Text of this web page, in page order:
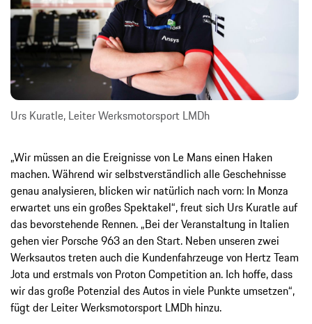
Urs Kuratle, Leiter Werksmotorsport LMDh
„Wir müssen an die Ereignisse von Le Mans einen Haken
machen. Während wir selbstverständlich alle Geschehnisse
genau analysieren, blicken wir natürlich nach vorn: In Monza
erwartet uns ein großes Spektakel“, freut sich Urs Kuratle auf
das bevorstehende Rennen. „Bei der Veranstaltung in Italien
gehen vier Porsche 963 an den Start. Neben unseren zwei
Werksautos treten auch die Kundenfahrzeuge von Hertz Team
Jota und erstmals von Proton Competition an. Ich hoffe, dass
wir das große Potenzial des Autos in viele Punkte umsetzen“,
fügt der Leiter Werksmotorsport LMDh hinzu.